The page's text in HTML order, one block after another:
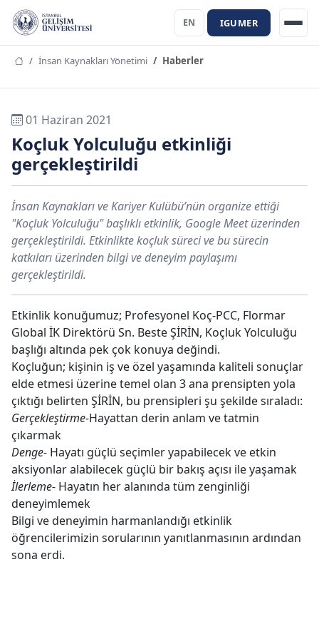
EN IGUMER
İnsan Kaynakları Yönetimi Haberler
01 Haziran 2021
Koçluk Yolculuğu etkinliği
gerçekleştirildi
İnsan Kaynakları ve Kariyer Kulübü’nün organize ettiği
"Koçluk Yolculuğu" başlıklı etkinlik, Google Meet üzerinden
gerçekleştirildi. Etkinlikte koçluk süreci ve bu sürecin
katkıları üzerinden bilgi ve deneyim paylaşımı
gerçekleştirildi.
Etkinlik konuğumuz; Profesyonel Koç-PCC, Flormar
Global İK Direktörü Sn. Beste ŞİRİN, Koçluk Yolculuğu
başlığı altında pek çok konuya değindi.
Koçluğun; kişinin iş ve özel yaşamında kaliteli sonuçlar
elde etmesi üzerine temel olan 3 ana prensipten yola
çıktığı belirten ŞİRİN, bu prensipleri şu şekilde sıraladı:
Gerçekleştirme-Hayattan derin anlam ve tatmin
çıkarmak
Denge- Hayatı güçlü seçimler yapabilecek ve etkin
aksiyonlar alabilecek güçlü bir bakış açısı ile yaşamak
İlerleme- Hayatın her alanında tüm zenginliği
deneyimlemek
Bilgi ve deneyimin harmanlandığı etkinlik
öğrencilerimizin sorularının yanıtlanmasının ardından
sona erdi.